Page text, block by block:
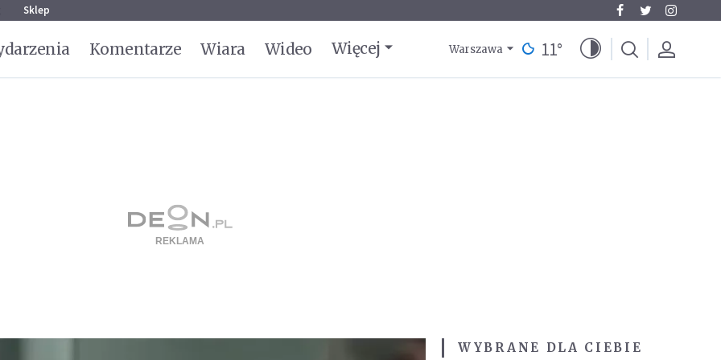
Sklep
Komentarze Wiara Wideo Więcej Warszawa 11°
WYBRANE DLA CIEBIE